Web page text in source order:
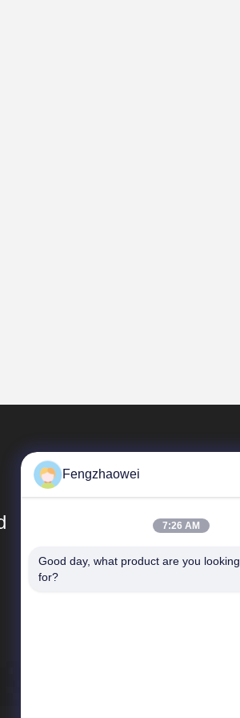
Szybkie Linki
Fengzhaowei
7:26 AM
Good day, what product are you looking
for?